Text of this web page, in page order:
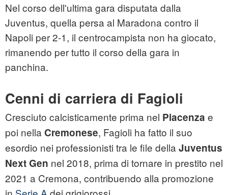
Nel corso dell'ultima gara disputata dalla
Juventus, quella persa al Maradona contro il
Napoli per 2-1, il centrocampista non ha giocato,
rimanendo per tutto il corso della gara in
panchina.
Cenni di carriera di Fagioli
Cresciuto calcisticamente prima nel Piacenza e
poi nella Cremonese, Fagioli ha fatto il suo
esordio nei professionisti tra le file della Juventus
Next Gen nel 2018, prima di tornare in prestito nel
2021 a Cremona, contribuendo alla promozione